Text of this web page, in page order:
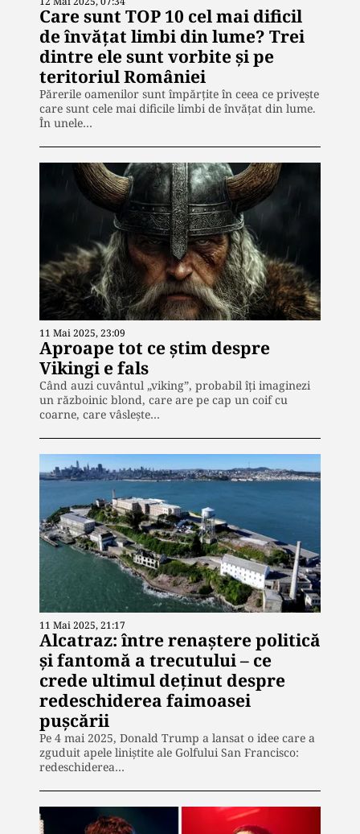
Care sunt TOP 10 cel mai dificil
de învățat limbi din lume? Trei
dintre ele sunt vorbite și pe
teritoriul României
Părerile oamenilor sunt împărțite în ceea ce privește
care sunt cele mai dificile limbi de învățat din lume.
În unele…
11 Mai 2025, 23:09
Aproape tot ce știm despre
Vikingi e fals
Când auzi cuvântul „viking”, probabil îți imaginezi
un războinic blond, care are pe cap un coif cu
coarne, care vâslește…
11 Mai 2025, 21:17
Alcatraz: între renaștere politică
și fantomă a trecutului – ce
crede ultimul deținut despre
redeschiderea faimoasei
pușcării
Pe 4 mai 2025, Donald Trump a lansat o idee care a
zguduit apele liniștite ale Golfului San Francisco:
redeschiderea…